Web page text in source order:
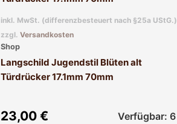
inkl. MwSt. (differenzbesteuert nach §25a UStG.)
zzgl. Versandkosten
Shop
Langschild Jugendstil Blüten alt
Türdrücker 17.1mm 70mm
23,00 € Verfügbar: 6